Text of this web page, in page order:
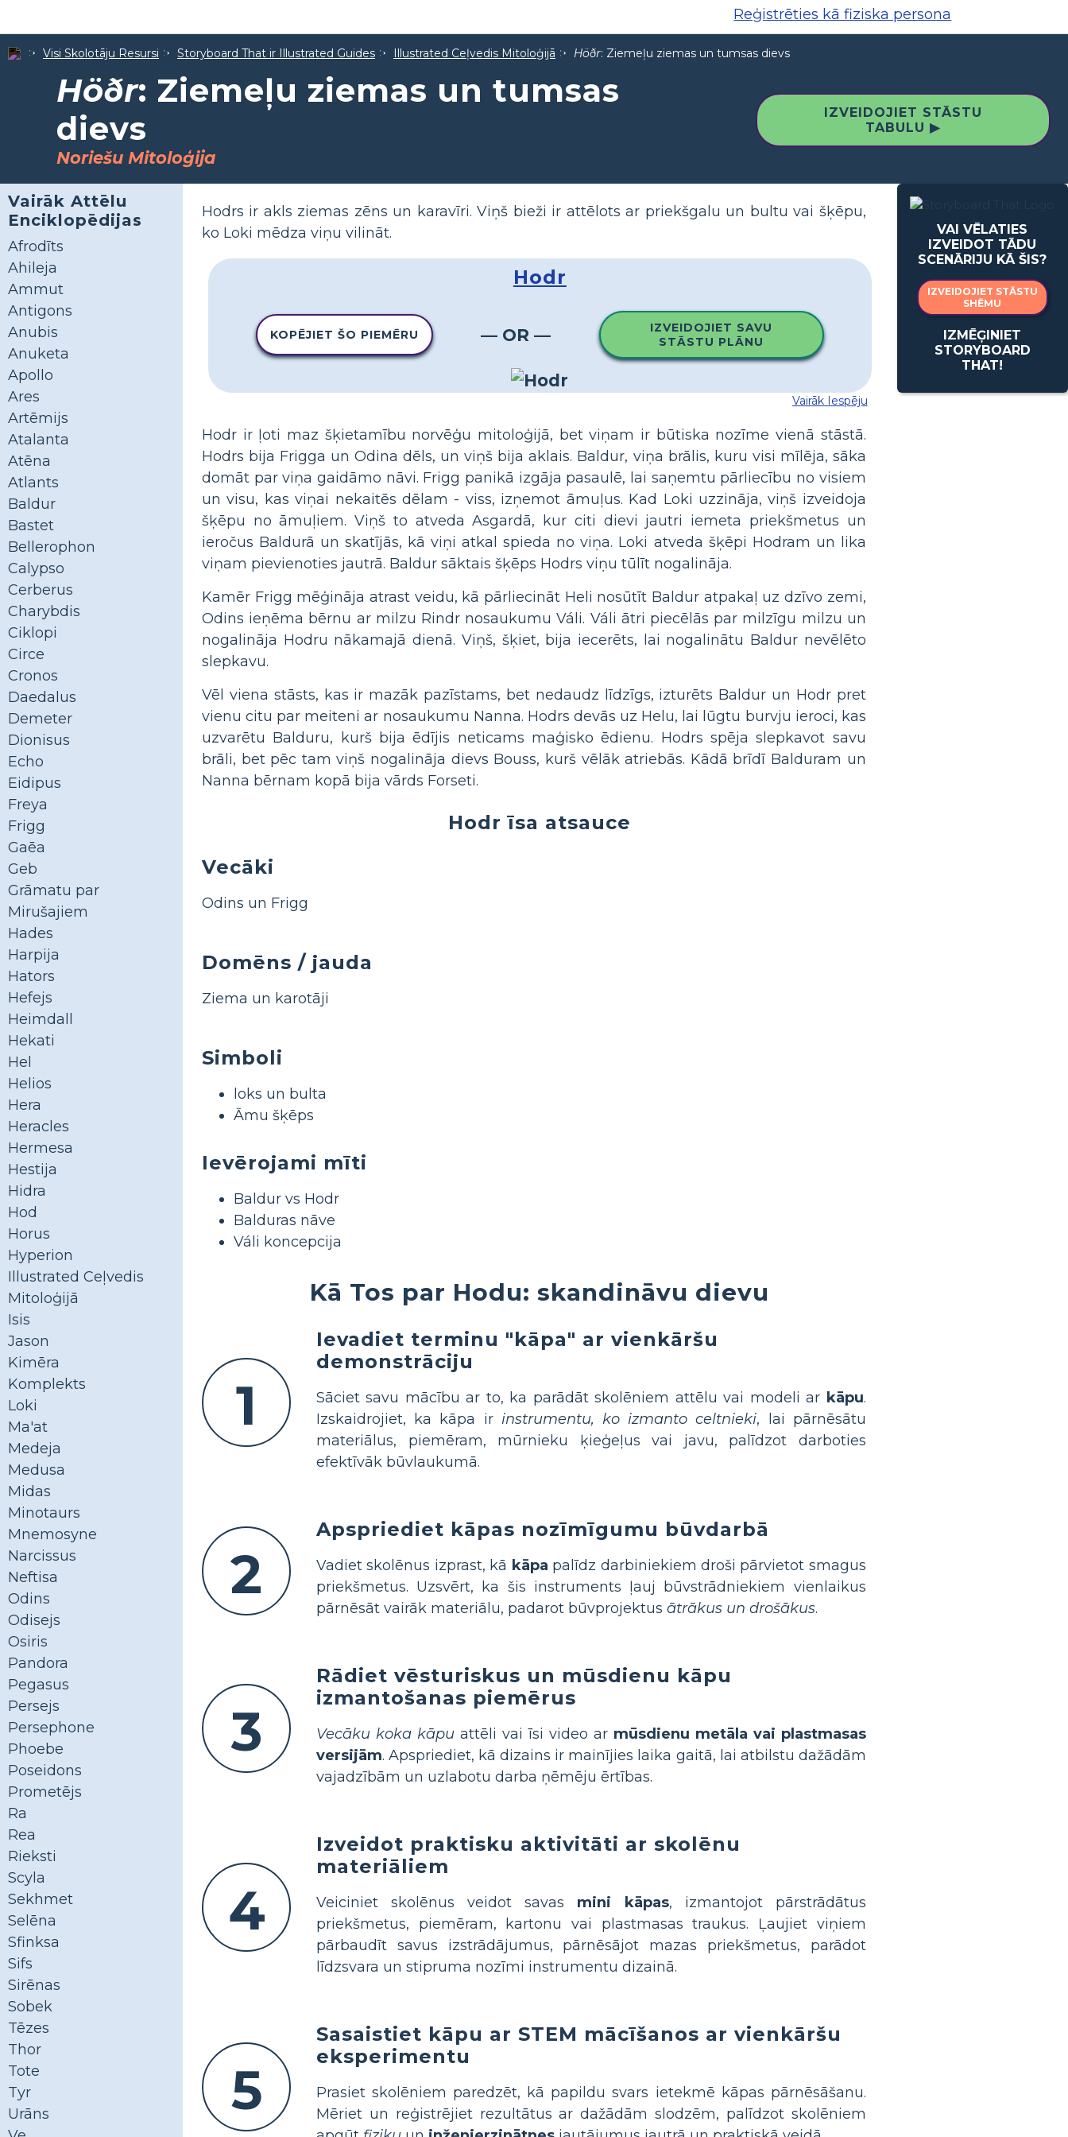
Reģistrēties kā fiziska persona
Visi Skolotāju Resursi Storyboard That ir Illustrated Guides Illustrated Ceļvedis Mitoloģijā Höðr: Ziemeļu ziemas un tumsas dievs
Höðr: Ziemeļu ziemas un tumsas
dievs
Noriešu Mitoloģija
IZVEIDOJIET STĀSTU
TABULU ▶
Vairāk Attēlu
Enciklopēdijas
Afrodīts
Ahileja
Ammut
Antigons
Anubis
Anuketa
Apollo
Ares
Artēmijs
Atalanta
Atēna
Atlants
Baldur
Bastet
Bellerophon
Calypso
Cerberus
Charybdis
Ciklopi
Circe
Cronos
Daedalus
Demeter
Dionisus
Echo
Eidipus
Freya
Frigg
Gaēa
Geb
Grāmatu par
Mirušajiem
Hades
Harpija
Hators
Hefejs
Heimdall
Hekati
Hel
Helios
Hera
Heracles
Hermesa
Hestija
Hidra
Hod
Horus
Hyperion
Illustrated Ceļvedis
Mitoloģijā
Isis
Jason
Kimēra
Komplekts
Loki
Ma'at
Medeja
Medusa
Midas
Minotaurs
Mnemosyne
Narcissus
Neftisa
Odins
Odisejs
Osiris
Pandora
Pegasus
Persejs
Persephone
Phoebe
Poseidons
Prometējs
Ra
Rea
Rieksti
Scyla
Sekhmet
Selēna
Sfinksa
Sifs
Sirēnas
Sobek
Tēzes
Thor
Tote
Tyr
Urāns
VAI VĒLATIES
IZVEIDOT TĀDU
SCENĀRIJU KĀ ŠIS?
IZVEIDOJIET STĀSTU
SHĒMU
IZMĒĢINIET
STORYBOARD
THAT!
Hodrs ir akls ziemas zēns un karavīri. Viņš bieži ir attēlots ar priekšgalu un bultu vai šķēpu,
ko Loki mēdza viņu vilināt.
Hodr
KOPĒJIET ŠO PIEMĒRU — OR —
IZVEIDOJIET SAVU
STĀSTU PLĀNU
Vairāk Iespēju
Hodr ir ļoti maz šķietamību norvēģu mitoloģijā, bet viņam ir būtiska nozīme vienā stāstā.
Hodrs bija Frigga un Odina dēls, un viņš bija aklais. Baldur, viņa brālis, kuru visi mīlēja, sāka
domāt par viņa gaidāmo nāvi. Frigg panikā izgāja pasaulē, lai saņemtu pārliecību no visiem
un visu, kas viņai nekaitēs dēlam - viss, izņemot āmuļus. Kad Loki uzzināja, viņš izveidoja
šķēpu no āmuļiem. Viņš to atveda Asgardā, kur citi dievi jautri iemeta priekšmetus un
ieročus Baldurā un skatījās, kā viņi atkal spieda no viņa. Loki atveda šķēpi Hodram un lika
viņam pievienoties jautrā. Baldur sāktais šķēps Hodrs viņu tūlīt nogalināja.
Kamēr Frigg mēģināja atrast veidu, kā pārliecināt Heli nosūtīt Baldur atpakaļ uz dzīvo zemi,
Odins ieņēma bērnu ar milzu Rindr nosaukumu Váli. Váli ātri piecēlās par milzīgu milzu un
nogalināja Hodru nākamajā dienā. Viņš, šķiet, bija iecerēts, lai nogalinātu Baldur nevēlēto
slepkavu.
Vēl viena stāsts, kas ir mazāk pazīstams, bet nedaudz līdzīgs, izturēts Baldur un Hodr pret
vienu citu par meiteni ar nosaukumu Nanna. Hodrs devās uz Helu, lai lūgtu burvju ieroci, kas
uzvarētu Balduru, kurš bija ēdījis neticams maģisko ēdienu. Hodrs spēja slepkavot savu
brāli, bet pēc tam viņš nogalināja dievs Bouss, kurš vēlāk atriebās. Kādā brīdī Balduram un
Nanna bērnam kopā bija vārds Forseti.
Hodr īsa atsauce
Vecāki
Odins un Frigg
Domēns / jauda
Ziema un karotāji
Simboli
loks un bulta
Āmu šķēps
Ievērojami mīti
Baldur vs Hodr
Balduras nāve
Váli koncepcija
Kā Tos par Hodu: skandināvu dievu
1
Ievadiet terminu "kāpa" ar vienkāršu
demonstrāciju
Sāciet savu mācību ar to, ka parādāt skolēniem attēlu vai modeli ar kāpu.
Izskaidrojiet, ka kāpa ir instrumentu, ko izmanto celtnieki, lai pārnēsātu
materiālus, piemēram, mūrnieku ķieģeļus vai javu, palīdzot darboties
efektīvāk būvlaukumā.
2
Apspriediet kāpas nozīmīgumu būvdarbā
Vadiet skolēnus izprast, kā kāpa palīdz darbiniekiem droši pārvietot smagus
priekšmetus. Uzsvērt, ka šis instruments ļauj būvstrādniekiem vienlaikus
pārnēsāt vairāk materiālu, padarot būvprojektus ātrākus un drošākus.
3
Rādiet vēsturiskus un mūsdienu kāpu
izmantošanas piemērus
Vecāku koka kāpuattēli vai īsi video ar mūsdienu metāla vai plastmasas
versijām. Apspriediet, kā dizains ir mainījies laika gaitā, lai atbilstu dažādām
vajadzībām un uzlabotu darba ņēmēju ērtības.
4
Izveidot praktisku aktivitāti ar skolēnu
materiāliem
Veiciniet skolēnus veidot savas mini kāpas, izmantojot pārstrādātus
priekšmetus, piemēram, kartonu vai plastmasas traukus. Ļaujiet viņiem
pārbaudīt savus izstrādājumus, pārnēsājot mazas priekšmetus, parādot
līdzsvara un stipruma nozīmi instrumentu dizainā.
5
Sasaistiet kāpu ar STEM mācīšanos ar vienkāršu
eksperimentu
Prasiet skolēniem paredzēt, kā papildu svars ietekmē kāpas pārnēsāšanu.
Mēriet un reģistrējiet rezultātus ar dažādām slodzēm, palīdzot skolēniem